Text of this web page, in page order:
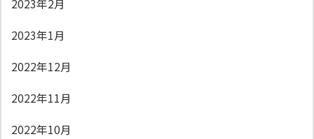
2023年2月
2023年1月
2022年12月
2022年11月
2022年10月